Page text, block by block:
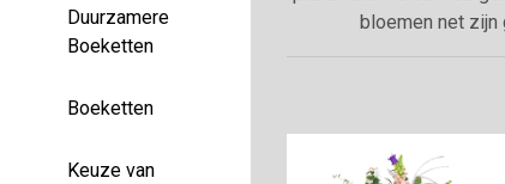
Duurzamere
Boeketten
Boeketten
Keuze van
bloemen net zijn